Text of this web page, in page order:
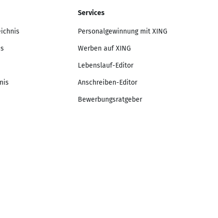
Services
Personalgewinnung mit XING
Werben auf XING
Lebenslauf-Editor
Anschreiben-Editor
Bewerbungsratgeber